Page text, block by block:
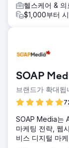
헬스케어 &
$1,000부터
SOAP
브랜드가 확대됩
SOAP Media는
마케팅 전략, 웹
비스 디지털 마